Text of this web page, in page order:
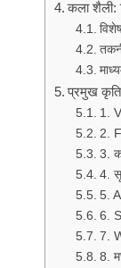
कला शैली:
प्रमुख
1.
2.
3.
4.
5.
6.
7.
8.